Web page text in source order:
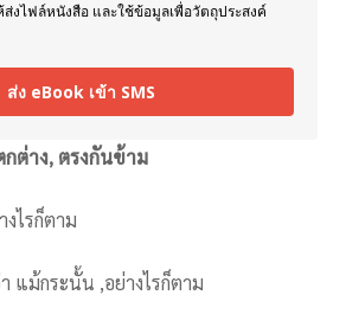
งไฟล์หนังสือ และใช้ข้อมูลเพื่อวัตถุประสงค์
ส่ง eBook เข้า SMS
ต่าง, ตรงกันข้าม
ไรก็ตาม
แม้กระนั้น ,อย่างไรก็ตาม